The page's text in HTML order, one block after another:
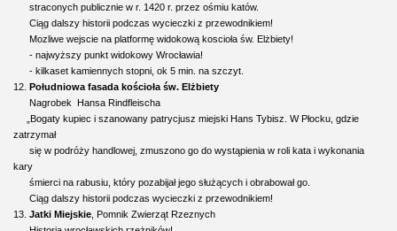
straconych publicznie w r. 1420 r. przez ośmiu katów.
Ciąg dalszy historii podczas wycieczki z przewodnikiem!
Mozliwe wejscie na platformę widokową koscioła św. Elżbiety!
- najwyższy punkt widokowy Wrocławia!
- kilkaset kamiennych stopni, ok 5 min. na szczyt.
12. Południowa fasada kościoła św. Elżbiety
Nagrobek Hansa Rindfleischa
„Bogaty kupiec i szanowany patrycjusz miejski Hans Tybisz. W Płocku, gdzie
zatrzymał
się w podróży handlowej, zmuszono go do wystąpienia w roli kata i wykonania
kary
śmierci na rabusiu, który pozabijał jego służących i obrabował go.
Ciąg dalszy historii podczas wycieczki z przewodnikiem!
13. Jatki Miejskie , Pomnik Zwierząt Rzeznych